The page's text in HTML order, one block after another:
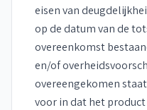
eisen van
op de datum van de
overeenkomst
en/of
overeengekomen
voor in dat het